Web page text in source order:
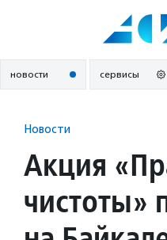
новости сервисы
Новости
Акция
чистоты»